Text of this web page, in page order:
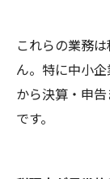
これらの業務
ん。特に中小
から決算・申
です。